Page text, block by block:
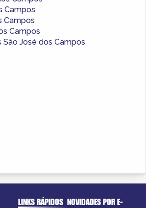
Campos
Campos
Campos
José dos Campos
LINKS RÁPIDOS NOVIDADES POR E-